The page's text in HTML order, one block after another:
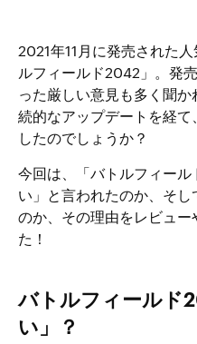
2021年11月に発売された
ルフィールド2042」。発
った厳しい意見も多く聞
続的なアップデートを経
したのでしょうか？
今回は、「バトルフィー
い」と言われたのか、そ
のか、その理由をレビュー
た！
バトルフィールド
い」？